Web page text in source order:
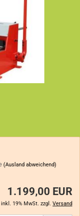
(Ausland abweichend)
1.199,00 EUR
inkl. 19% MwSt. zzgl. Versand